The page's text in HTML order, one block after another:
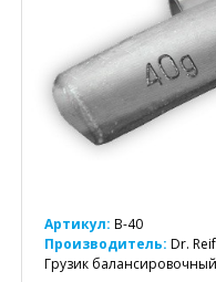
Артикул: B-40
Производитель: Dr.
Грузик